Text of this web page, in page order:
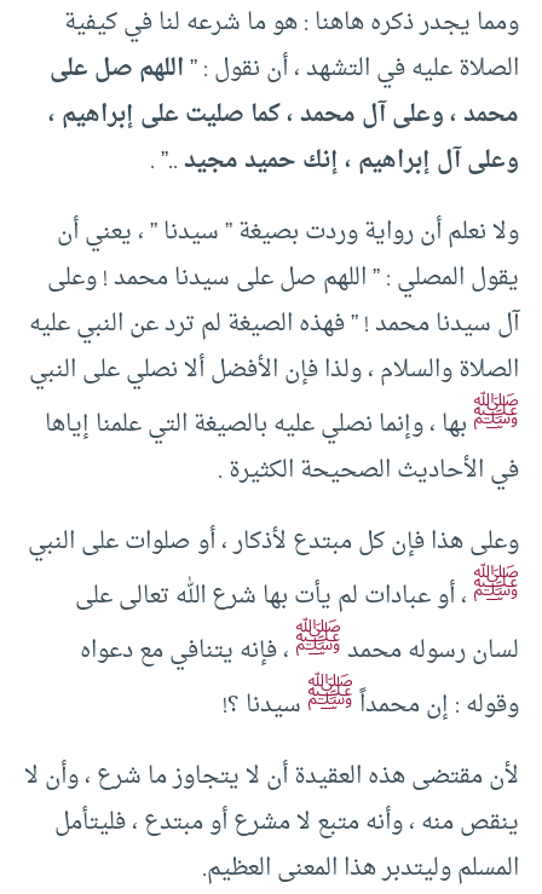
ومما يجدر ذكره هاهنا : هو ما شرعه لنا في كيفية
الصلاة عليه في التشهد ، أن نقول : ”اللهم صل على
محمد ، وعلى آل محمد ، كما صليت على إبراهيم ،
وعلى آل إبراهيم ، إنك حميد مجيد..” .
ولا نعلم أن رواية وردت بصيغة ” سيدنا ” ، يعني أن
يقول المصلي : ” اللهم صل على سيدنا محمد ! وعلى
آل سيدنا محمد ! ” فهذه الصيغة لم ترد عن النبي عليه
الصلاة والسلام ، ولذا فإن الأفضل ألا نصلي على النبي
ﷺبها ، وإنما نصلي عليه بالصيغة التي علمنا إياها
في الأحاديث الصحيحة الكثيرة .
وعلى هذا فإن كل مبتدع لأذكار ، أو صلوات على النبي
ﷺ، أو عبادات لم يأت بها شرع الله تعالى على
لسان رسوله محمدﷺ، فإنه يتنافي مع دعواه
وقوله : إن محمداًﷺسيدنا ؟!
لأن مقتضى هذه العقيدة أن لا يتجاوز ما شرع ، وأن لا
ينقص منه ، وأنه متبع لا مشرع أو مبتدع ، فليتأمل
المسلم وليتدبر هذا المعنى العظيم.